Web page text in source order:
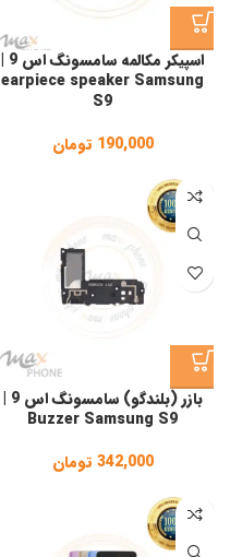
اسپیکر مکالمه سامسونگ اس 9 |
earpiece speaker Samsung
S9
190,000 تومان
بازر (بلندگو) سامسونگ اس 9 |
Buzzer Samsung S9
342,000 تومان